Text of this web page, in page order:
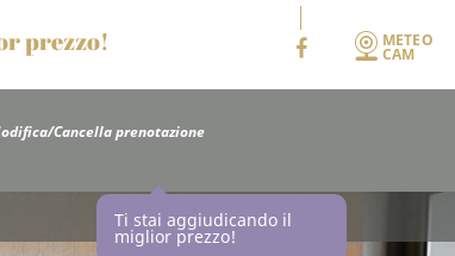
prezzo! METEO
CAM
Ti stai aggiudicando il
miglior prezzo!
Cancella prenotazione